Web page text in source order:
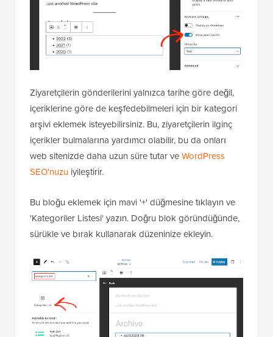
Ziyaretçilerin gönderilerini yalnızca tarihe göre değil,
içeriklerine göre de keşfedebilmeleri için bir kategori
arşivi eklemek isteyebilirsiniz. Bu, ziyaretçilerin ilginç
içerikler bulmalarına yardımcı olabilir, bu da onları
web sitenizde daha uzun süre tutar veWordPress
SEO'nuzu iyileştirir.
Bu bloğu eklemek için mavi '+' düğmesine tıklayın ve
'Kategoriler Listesi' yazın. Doğru blok göründüğünde,
sürükle ve bırak kullanarak düzeninize ekleyin.